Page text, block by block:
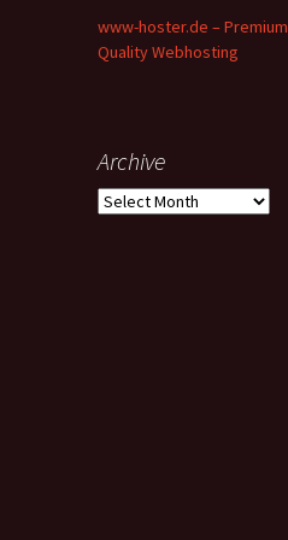
www-hoster.de – Premium
Quality Webhosting
Archive
Archive